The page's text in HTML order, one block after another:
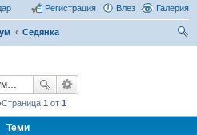
Галерия
Влез
Регистрация
Седянка
1 от 1
Теми